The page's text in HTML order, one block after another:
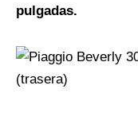
pulgadas.